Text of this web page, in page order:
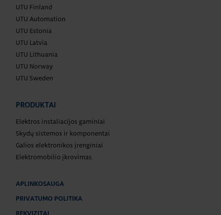
UTU Finland
UTU Automation
UTU Estonia
UTU Latvia
UTU Lithuania
UTU Norway
UTU Sweden
PRODUKTAI
Elektros instaliacijos gaminiai
Skydų sistemos ir komponentai
Galios elektronikos įrenginiai
Elektromobilio įkrovimas
APLINKOSAUGA
PRIVATUMO POLITIKA